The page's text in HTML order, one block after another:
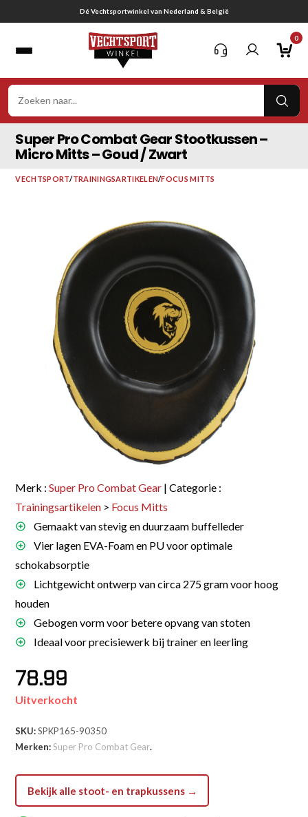
naar
Gratis verzending vanaf € 75,-
0
Super Pro Combat Gear Stootkussen –
Micro Mitts – Goud / Zwart
VECHTSPORT/TRAININGSARTIKELEN/FOCUS MITTS
Merk :Super Pro Combat Gear | Categorie :
Trainingsartikelen > Focus Mitts
Gemaakt van stevig en duurzaam buffelleder
Vier lagen EVA-Foam en PU voor optimale
schokabsorptie
Lichtgewicht ontwerp van circa 275 gram voor hoog
houden
Gebogen vorm voor betere opvang van stoten
Ideaal voor precisiewerk bij trainer en leerling
78.99
Uitverkocht
SKU:SPKP165-90350
Merken:Super Pro Combat Gear.
Bekijk alle stoot- en trapkussens →